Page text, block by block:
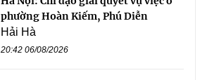
phường Hoàn Kiếm, Phú Diễn
Hải Hà
20:42 06/08/2026